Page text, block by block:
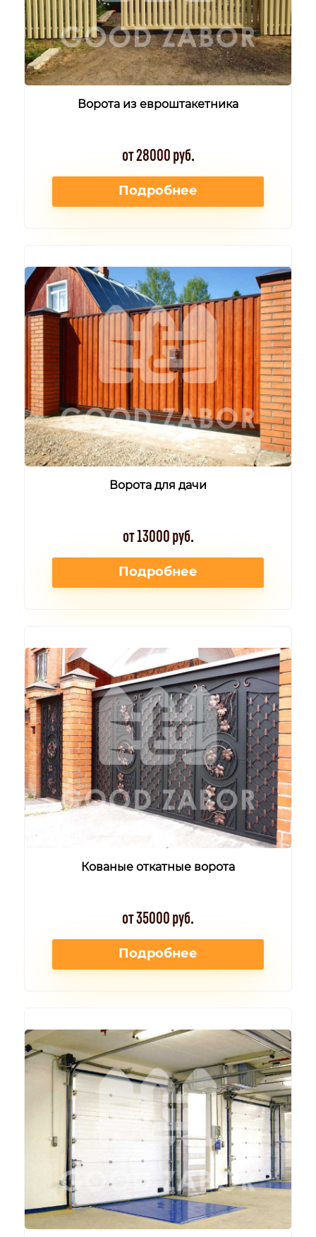
Ворота из евроштакетника
от 28000 руб.
Подробнее
Ворота для дачи
от 13000 руб.
Подробнее
Кованые откатные ворота
от 35000 руб.
Подробнее